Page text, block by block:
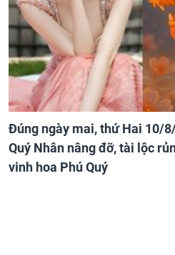
Đúng ngày mai, thứ Hai 10/
Quý Nhân nâng đỡ, tài lộc
vinh hoa Phú Quý